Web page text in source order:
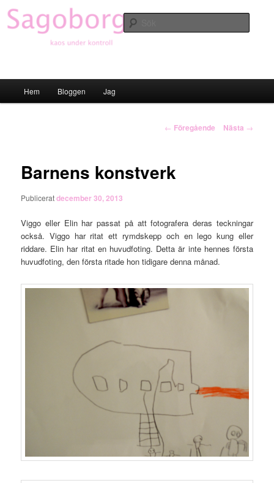
Hoppa
till
primärt
Hem Bloggen Jag
Inläggsnavigering
← Föregående Nästa →
Barnens konstverk
Publiceratdecember 30, 2013
Viggo eller Elin har passat på att fotografera deras teckningar
också. Viggo har ritat ett rymdskepp och en lego kung eller
riddare. Elin har ritat en huvudfoting. Detta är inte hennes första
huvudfoting, den första ritade hon tidigare denna månad.